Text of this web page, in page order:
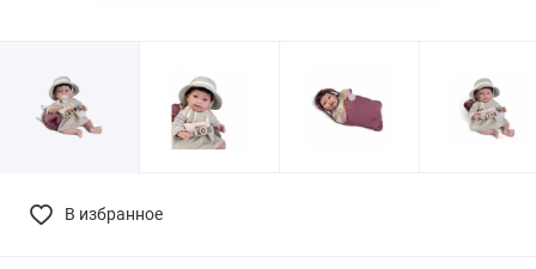
В избранное